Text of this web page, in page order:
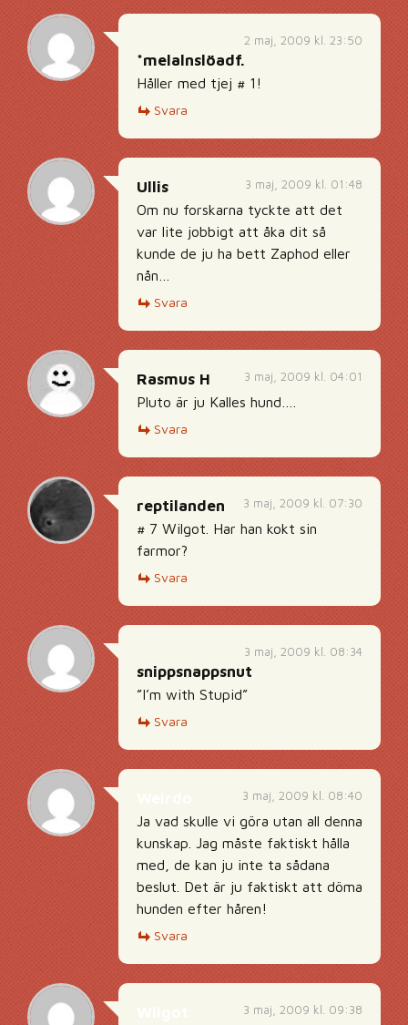
2 maj, 2009 kl. 23:50
*melalnslöadf.
Håller med tjej # 1!
Svara
3 maj, 2009 kl. 01:48
Ullis
Om nu forskarna tyckte att det
var lite jobbigt att åka dit så
kunde de ju ha bett Zaphod eller
nån…
Svara
3 maj, 2009 kl. 04:01
Rasmus H
Pluto är ju Kalles hund….
Svara
3 maj, 2009 kl. 07:30
reptilanden
# 7 Wilgot. Har han kokt sin
farmor?
Svara
3 maj, 2009 kl. 08:34
snippsnappsnut
”I’m with Stupid”
Svara
3 maj, 2009 kl. 08:40
Ja vad skulle vi göra utan all denna
kunskap. Jag måste faktiskt hålla
med, de kan ju inte ta sådana
beslut. Det är ju faktiskt att döma
hunden efter håren!
Svara
3 maj, 2009 kl. 09:38